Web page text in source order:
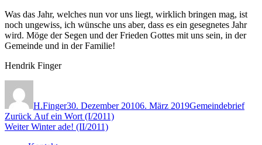
Was das Jahr, welches nun vor uns liegt, wirklich bringen mag, ist
noch ungewiss, ich wünsche uns aber, dass es ein gesegnetes Jahr
wird. Möge der Segen und der Frieden Gottes mit uns sein, in der
Gemeinde und in der Familie!
Hendrik Finger
H.Finger30. Dezember 20106. März 2019Gemeindebrief
Beitragsnavigation
Zurück Vorheriger
Beitrag:
Auf ein Wort (I/2011)
Weiter Nächster
Winter ade! (II/2011)